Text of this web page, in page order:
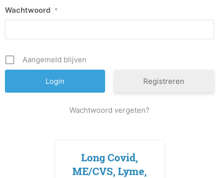
Wachtwoord *
Aangemeld blijven
Registreren
Wachtwoord vergeten?
Long Covid,
ME/CVS, Lyme,